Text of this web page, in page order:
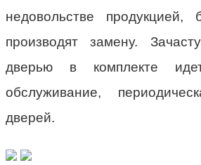
недовольстве продукцией,
производят замену.
дверью в комплекте
обслуживание,
дверей.